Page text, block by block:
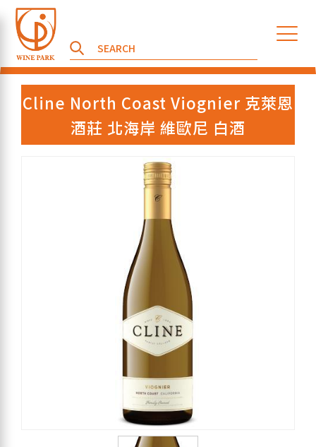
Cline North Coast Viognier 克萊恩
酒莊 北海岸 維歐尼 白酒